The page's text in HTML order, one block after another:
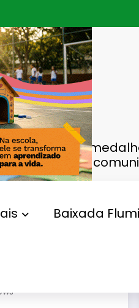
Baixada
Com 13
jovens de